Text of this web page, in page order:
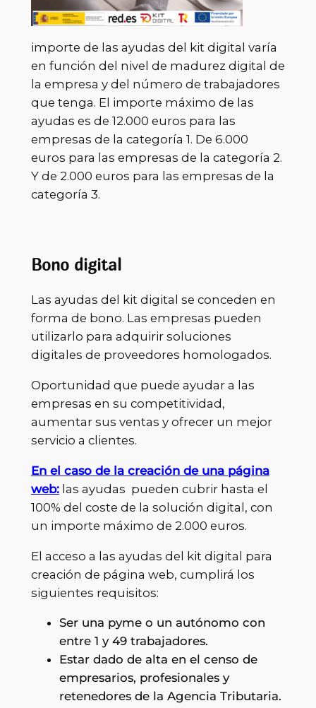
importe de las ayudas del kit digital varía
en función del nivel de madurez digital de
la empresa y del número de trabajadores
que tenga. El importe máximo de las
ayudas es de 12.000 euros para las
empresas de la categoría 1. De 6.000
euros para las empresas de la categoría 2.
Y de 2.000 euros para las empresas de la
categoría 3.
Bono digital
Las ayudas del kit digital se conceden en
forma de bono. Las empresas pueden
utilizarlo para adquirir soluciones
digitales de proveedores homologados.
Oportunidad que puede ayudar a las
empresas en su competitividad,
aumentar sus ventas y ofrecer un mejor
servicio a clientes.
En el caso de la creación de una página
web:las ayudas pueden cubrir hasta el
100% del coste de la solución digital, con
un importe máximo de 2.000 euros.
El acceso a las ayudas del kit digital para
creación de página web, cumplirá los
siguientes requisitos:
Ser una pyme o un autónomo con
entre 1 y 49 trabajadores.
Estar dado de alta en el censo de
empresarios, profesionales y
retenedores de la Agencia Tributaria.